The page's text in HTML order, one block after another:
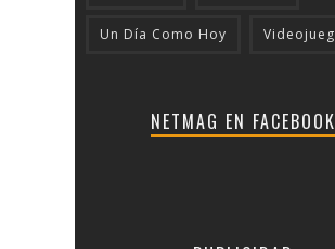
Un Día Como Hoy
NETMAG EN FACEBOOK